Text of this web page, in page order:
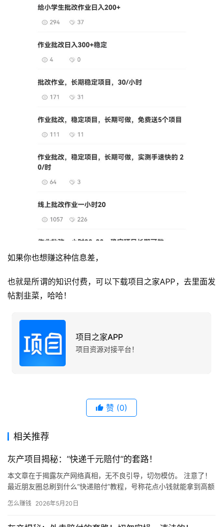
如果你也想赚这种信息差，
也就是所谓的知识付费，可以下载项目之家APP，去里面发
帖割韭菜，哈哈！
项目之家APP
项目资源对接平台！
赞 (0)
相关推荐
灰产项目揭秘：“快递千元赔付”的套路！
本文章在于揭露灰产网络真相，无不良引导，切勿模仿。 注意了！
最近朋友圈总刷到什么“快递赔付”教程，号称花点小钱就能拿到高额
怎么赚钱 2026年5月20日